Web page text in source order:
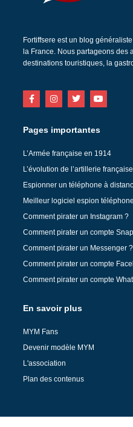
Fortiffsere est un blog
la France. Nous partageons des
destinations touristiques, la
Pages importantes
L’Armée française en 1914
L’évolution de l’artillerie
Espionner un téléphone à
Meilleur logiciel espion téléphone
Comment pirater un Instagram ?
Comment pirater un compte
Comment pirater un Messenger ?
Comment pirater un compte
Comment pirater un compte
En savoir plus
MYM Fans
Devenir modèle MYM
L'association
Plan des contenus